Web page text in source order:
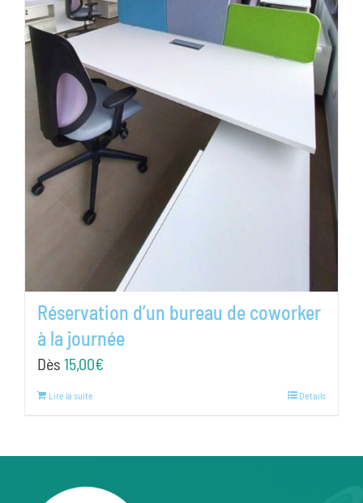
Réservation d’un bureau de coworker
à la journée
Dès 15,00€
Lire la suite Details